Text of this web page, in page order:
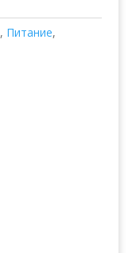
, Питание,